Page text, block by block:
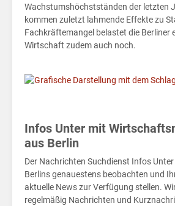
Wachstumshöchstständen der letzten
kommen zuletzt lahmende Effekte zu
Fachkräftemangel belastet die Berliner
Wirtschaft zudem auch noch.
Infos Unter mit
aus Berlin
Der Nachrichten Suchdienst Infos
Berlins genauestens beobachten und
aktuelle News zur Verfügung stellen.
regelmäßig Nachrichten und